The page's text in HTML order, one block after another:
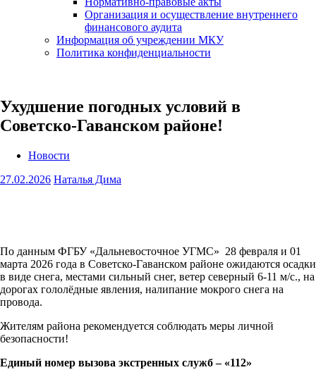
Организация и осуществление внутреннего
финансового аудита
Информация об учреждении МКУ
Политика конфиденциальности
Ухудшение погодных условий в
Советско-Гаванском районе!
Новости
27.02.2026 Наталья Дима
По данным ФГБУ «Дальневосточное УГМС» 28 февраля и 01
марта 2026 года в Советско-Гаванском районе ожидаются осадки
в виде снега, местами сильный снег, ветер северный 6-11 м/с., на
дорогах гололёдные явления, налипание мокрого снега на
провода.
Жителям района рекомендуется соблюдать меры личной
безопасности!
Единый номер вызова экстренных служб – «112»